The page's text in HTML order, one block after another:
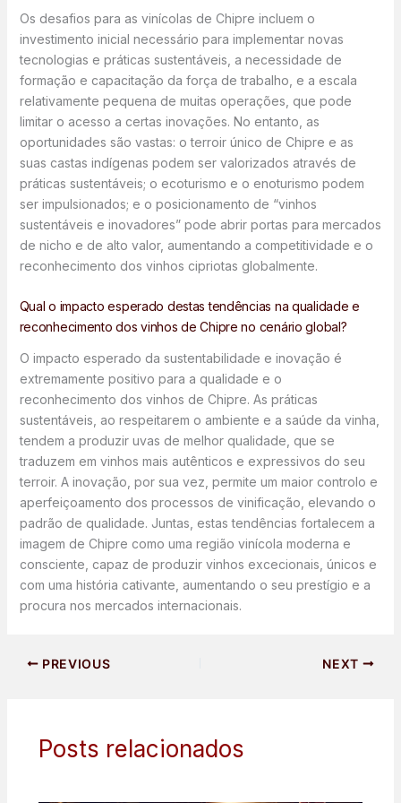
Os desafios para as vinícolas de Chipre incluem o
investimento inicial necessário para implementar novas
tecnologias e práticas sustentáveis, a necessidade de
formação e capacitação da força de trabalho, e a escala
relativamente pequena de muitas operações, que pode
limitar o acesso a certas inovações. No entanto, as
oportunidades são vastas: o terroir único de Chipre e as
suas castas indígenas podem ser valorizados através de
práticas sustentáveis; o ecoturismo e o enoturismo podem
ser impulsionados; e o posicionamento de “vinhos
sustentáveis e inovadores” pode abrir portas para mercados
de nicho e de alto valor, aumentando a competitividade e o
reconhecimento dos vinhos cipriotas globalmente.
Qual o impacto esperado destas tendências na qualidade e
reconhecimento dos vinhos de Chipre no cenário global?
O impacto esperado da sustentabilidade e inovação é
extremamente positivo para a qualidade e o
reconhecimento dos vinhos de Chipre. As práticas
sustentáveis, ao respeitarem o ambiente e a saúde da vinha,
tendem a produzir uvas de melhor qualidade, que se
traduzem em vinhos mais autênticos e expressivos do seu
terroir. A inovação, por sua vez, permite um maior controlo e
aperfeiçoamento dos processos de vinificação, elevando o
padrão de qualidade. Juntas, estas tendências fortalecem a
imagem de Chipre como uma região vinícola moderna e
consciente, capaz de produzir vinhos excecionais, únicos e
com uma história cativante, aumentando o seu prestígio e a
procura nos mercados internacionais.
PREVIOUS NEXT
Posts relacionados